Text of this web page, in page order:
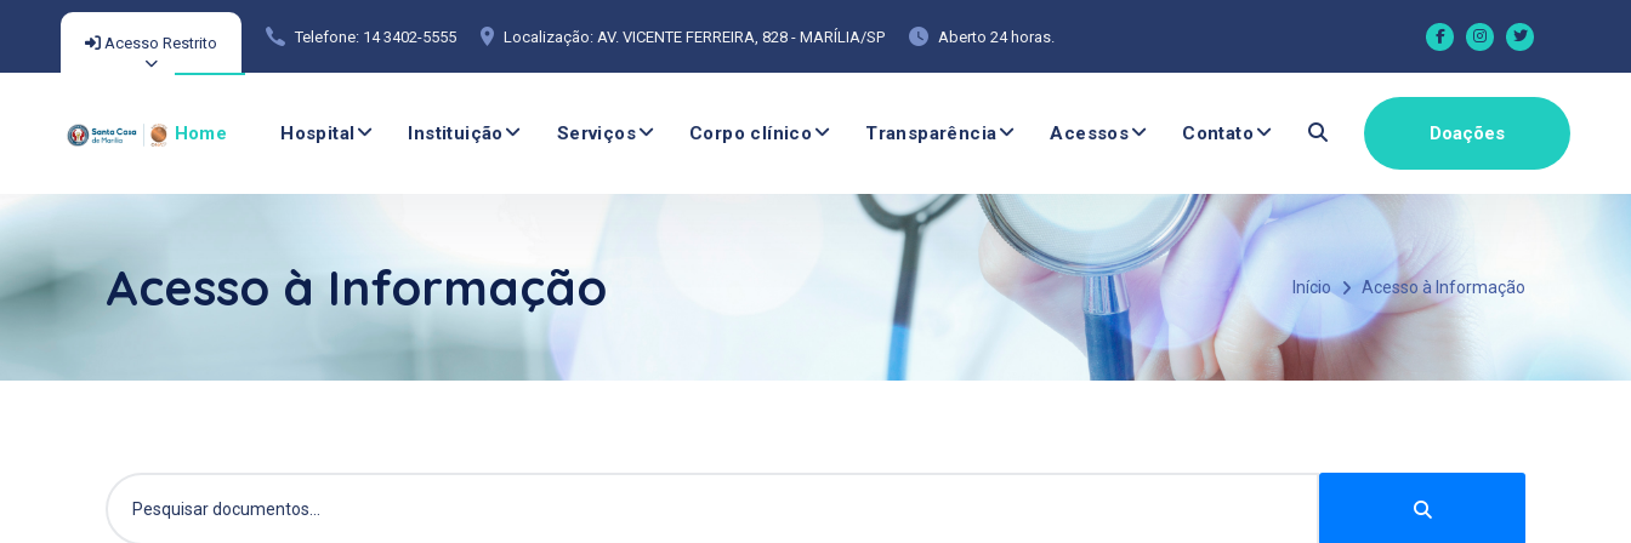
Acesso Restrito Telefone: 14 3402-5555 Localização: AV. VICENTE FERREIRA, 828 - MARÍLIA/SP Aberto 24 horas.
Home Hospital Instituição Serviços Corpo clínico Transparência Acessos Contato Doações
Acesso à Informação Início Acesso à Informação